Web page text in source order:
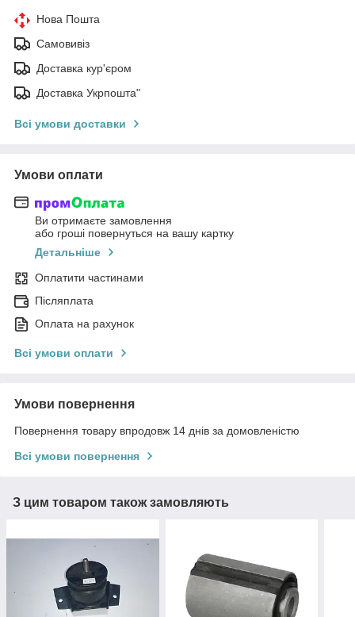
Нова Пошта
Самовивіз
Доставка кур'єром
Доставка Укрпошта"
Всі умови доставки
Умови оплати
Ви отримаєте замовлення
або гроші повернуться на вашу картку
Детальніше
Оплатити частинами
Післяплата
Оплата на рахунок
Всі умови оплати
Умови повернення
Повернення товару впродовж 14 днів за домовленістю
Всі умови повернення
З цим товаром також замовляють